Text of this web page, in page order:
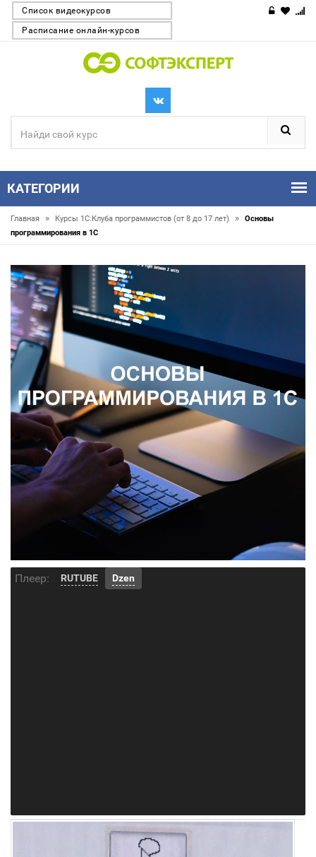
Список видеокурсов
Расписание онлайн-курсов
КАТЕГОРИИ
Главная » Курсы 1С:Клуба программистов (от 8 до 17 лет) »
Основы
программирования в 1С
Плеер: RUTUBE Dzen